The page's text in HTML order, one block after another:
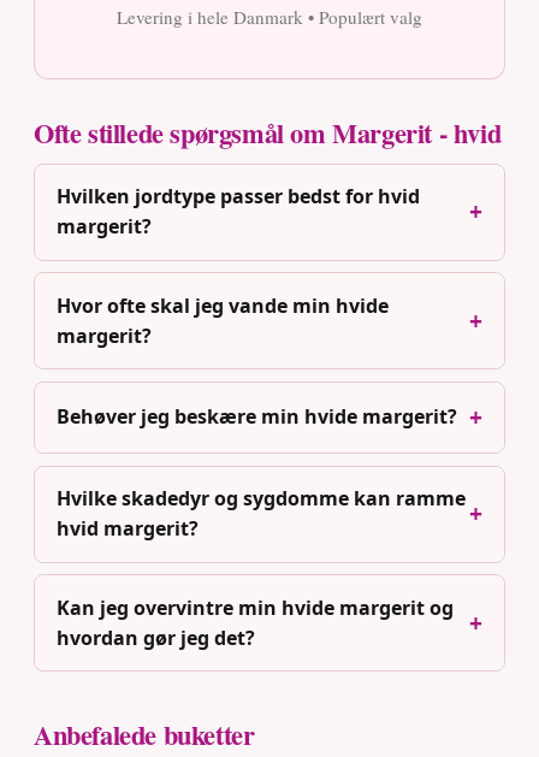
Levering i hele Danmark • Populært valg
Ofte stillede spørgsmål om Margerit - hvid
Hvilken jordtype passer bedst for hvid
margerit?
Hvor ofte skal jeg vande min hvide
margerit?
Behøver jeg beskære min hvide margerit?
Hvilke skadedyr og sygdomme kan ramme
hvid margerit?
Kan jeg overvintre min hvide margerit og
hvordan gør jeg det?
Anbefalede buketter